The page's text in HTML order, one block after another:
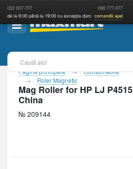
022 837-707 068 777-077
de la 9:00 până la 19:00 cu excepția dum. comandă apel
Pagina principală
Consumabile
Roler Magnetic
Mag Roller for HP LJ P4515
China
№ 209144